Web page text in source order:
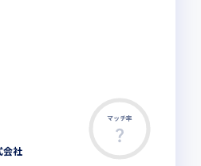
マッチ率
会社